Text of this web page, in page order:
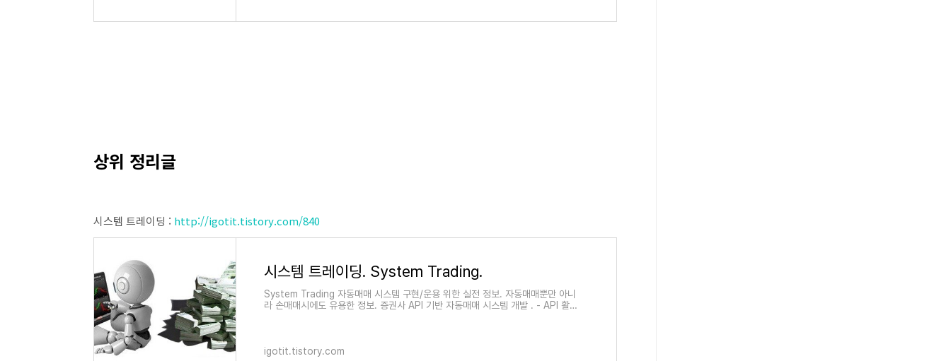
상위 정리글
시스템 트레이딩 : http://igotit.tistory.com/840
시스템 트레이딩. System Trading.
System Trading 자동매매 시스템 구현/운용 위한 실전 정보. 자동매매뿐만 아니
라 손매매시에도 유용한 정보. 증권사 API 기반 자동매매 시스템 개발 . - API 활용
igotit.tistory.com